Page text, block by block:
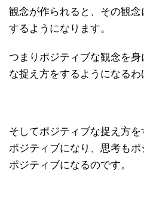
観念が作られると、その観
するようになります。
つまりポジティブな観念を
な捉え方をするようになるわ
そしてポジティブな捉え方
ポジティブになり、思考も
ポジティブになるのです。